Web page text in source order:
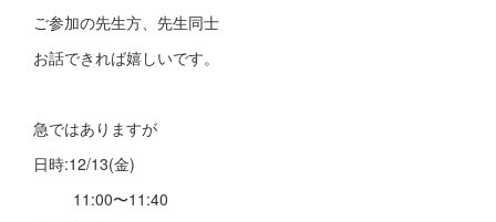
ご参加の先生方、先生同士
お話できれば嬉しいです。
急ではありますが
日時:12/13(金)
11:00〜11:40